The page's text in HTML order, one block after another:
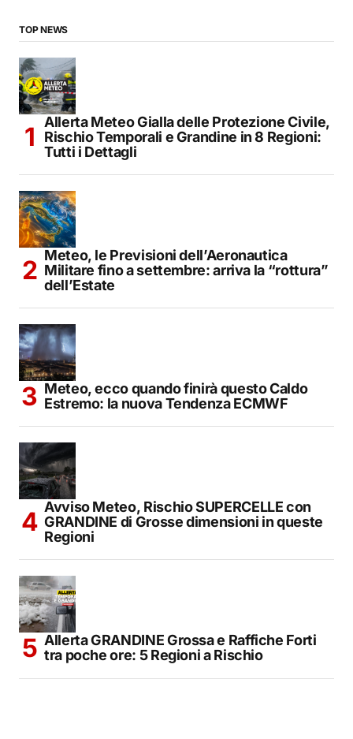
TOP NEWS
Allerta Meteo Gialla delle Protezione Civile,
Rischio Temporali e Grandine in 8 Regioni:
Tutti i Dettagli
Meteo, le Previsioni dell’Aeronautica
Militare fino a settembre: arriva la “rottura”
dell’Estate
Meteo, ecco quando finirà questo Caldo
Estremo: la nuova Tendenza ECMWF
Avviso Meteo, Rischio SUPERCELLE con
GRANDINE di Grosse dimensioni in queste
Regioni
Allerta GRANDINE Grossa e Raffiche Forti
tra poche ore: 5 Regioni a Rischio